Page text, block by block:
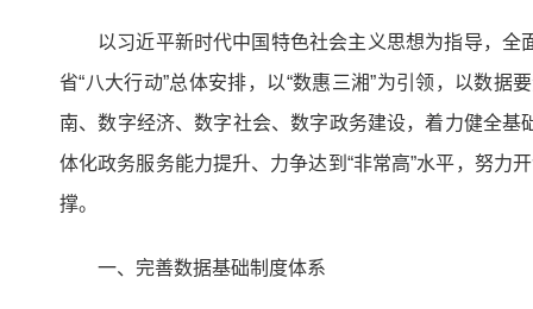
以习近平新时代中国特色社会主义思想为指导，
省“八大行动”总体安排，以“数惠三湘”为引领，以数
南、数字经济、数字社会、数字政务建设，着力健全
体化政务服务能力提升、力争达到“非常高”水平，努力
撑。
一、完善数据基础制度体系